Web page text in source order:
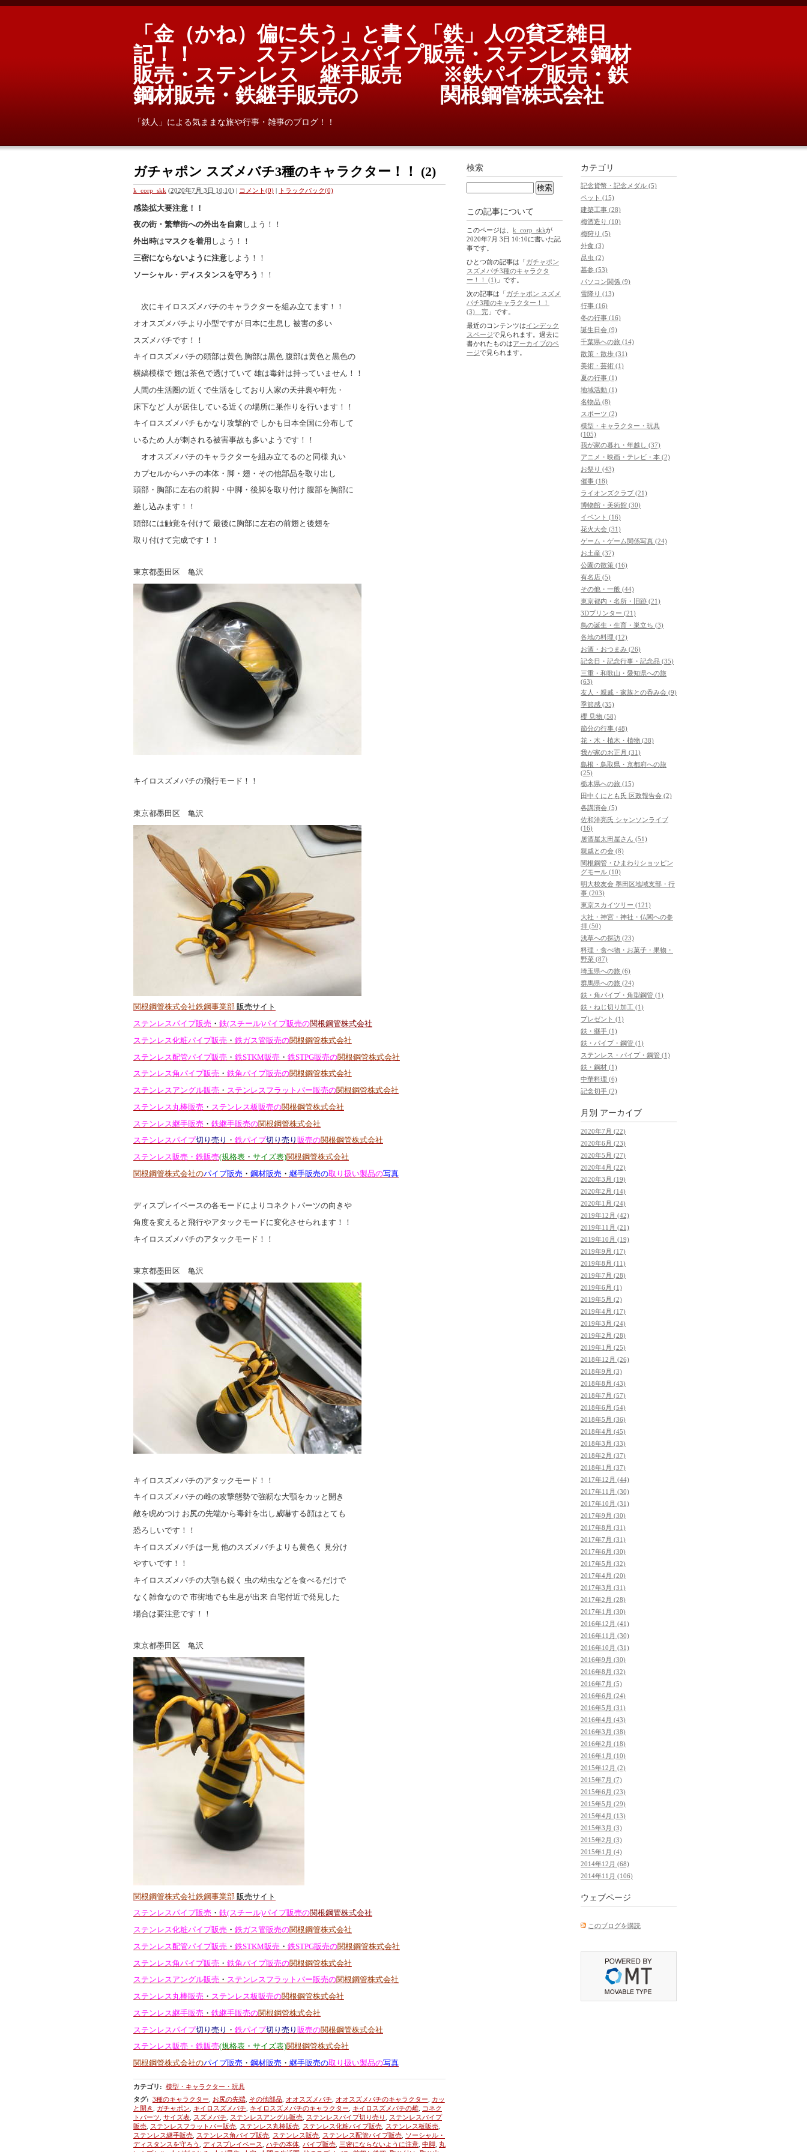
「金（かね）偏に失う」と書く「鉄」人の貧乏雑日
記！！ ステンレスパイプ販売・ステンレス鋼材
販売・ステンレス 継手販売 ※鉄パイプ販売・鉄
鋼材販売・鉄継手販売の 関根鋼管株式会社
「鉄人」による気ままな旅や行事・雑事のブログ！！
ガチャポン スズメバチ3種のキャラクター！！ (2)
k_corp_skk (2020年7月 3日 10:10) | コメント(0) | トラックバック(0)
感染拡大要注意！！
夜の街・繁華街への外出を自粛しよう！！
外出時はマスクを着用 しよう！！
三密にならないように注意しよう！！
ソーシャル・ディスタンスを守ろう ！！
次にキイロスズメバチのキャラクターを組み立てます！！
オオスズメバチより小型ですが 日本に生息し 被害の多い
スズメバチです！！
キイロスズメバチの頭部は黄色 胸部は黒色 腹部は黄色と黒色の
横縞模様で 翅は茶色で透けていて 雄は毒針は持っていません！！
人間の生活圏の近くで生活をしており人家の天井裏や軒先・
床下など 人が居住している近くの場所に巣作りを行います！！
キイロスズメバチもかなり攻撃的で しかも日本全国に分布して
いるため 人が刺される被害事故も多いようです！！
オオスズメバチのキャラクターを組み立てるのと同様 丸い
カプセルからハチの本体・脚・翅・その他部品を取り出し
頭部・胸部に左右の前脚・中脚・後脚を取り付け 腹部を胸部に
差し込みます！！
頭部には触覚を付けて 最後に胸部に左右の前翅と後翅を
取り付けて完成です！！
東京都墨田区 亀沢
キイロスズメバチの飛行モード！！
東京都墨田区 亀沢
関根鋼管株式会社鉄鋼事業部 販売サイト
ステンレスパイプ販売 ・ 鉄(スチール)パイプ販売の関根鋼管株式会社
ステンレス化粧パイプ販売 ・ 鉄ガス管販売の関根鋼管株式会社
ステンレス配管パイプ販売 ・ 鉄STKM販売 ・ 鉄STPG販売の関根鋼管株式会社
ステンレス角パイプ販売 ・ 鉄角パイプ販売の関根鋼管株式会社
ステンレスアングル販売 ・ ステンレスフラットバー販売の関根鋼管株式会社
ステンレス丸棒販売 ・ ステンレス板販売の関根鋼管株式会社
ステンレス継手販売 ・ 鉄継手販売の関根鋼管株式会社
ステンレスパイプ切り売り ・ 鉄パイプ切り売り 販売の関根鋼管株式会社
ステンレス販売・鉄販売(規格表 ・ サイズ表)関根鋼管株式会社
関根鋼管株式会社のパイプ販売 ・ 鋼材販売 ・ 継手販売の取り扱い製品の写真
ディスプレイベースの各モードによりコネクトパーツの向きや
角度を変えると飛行やアタックモードに変化させられます！！
キイロスズメバチのアタックモード！！
東京都墨田区 亀沢
キイロスズメバチのアタックモード！！
キイロスズメバチの雌の攻撃態勢で強靭な大顎をカッと開き
敵を睨めつけ お尻の先端から毒針を出し威嚇する顔はとても
恐ろしいです！！
キイロスズメバチは一見 他のスズメバチよりも黄色く 見分け
やすいです！！
キイロスズメバチの大顎も鋭く 虫の幼虫などを食べるだけで
なく雑食なので 市街地でも生息が出来 自宅付近で発見した
場合は要注意です！！
東京都墨田区 亀沢
関根鋼管株式会社鉄鋼事業部 販売サイト
ステンレスパイプ販売 ・ 鉄(スチール)パイプ販売の関根鋼管株式会社
ステンレス化粧パイプ販売 ・ 鉄ガス管販売の関根鋼管株式会社
ステンレス配管パイプ販売 ・ 鉄STKM販売 ・ 鉄STPG販売の関根鋼管株式会社
ステンレス角パイプ販売 ・ 鉄角パイプ販売の関根鋼管株式会社
ステンレスアングル販売 ・ ステンレスフラットバー販売の関根鋼管株式会社
ステンレス丸棒販売 ・ ステンレス板販売の関根鋼管株式会社
ステンレス継手販売 ・ 鉄継手販売の関根鋼管株式会社
ステンレスパイプ切り売り ・ 鉄パイプ切り売り 販売の関根鋼管株式会社
ステンレス販売・鉄販売(規格表 ・ サイズ表)関根鋼管株式会社
関根鋼管株式会社のパイプ販売 ・ 鋼材販売 ・ 継手販売の取り扱い製品の写真
カテゴリ : 模型・キャラクター・玩具
タグ: 3種のキャラクター お尻の先端, その他部品, オオスズメバチ オオスズメバチのキャラクター
カッ
と開き
ガチャポン キイロスズメバチ キイロスズメバチのキャラクター キイロスズメバチの雌
コネク
トパーツ サイズ表 スズメバチ ステンレスアングル販売 ステンレスパイプ切り売り
ステンレスパイプ
販売 ステンレスフラットバー販売 ステンレス丸棒販売 ステンレス化粧パイプ販売 ステンレス板販売
ステンレス継手販売 ステンレス角パイプ販売 ステンレス販売 ステンレス配管パイプ販売 ソーシャル・
ディスタンスを守ろう
ディスプレイベース ハチの本体 パイプ販売 三密にならないように注意 中脚 丸
カテゴリ
記念貨幣・記念メダル (5)
ペット (15)
建築工事 (28)
梅酒造り (10)
梅狩り (5)
外食 (3)
昆虫 (2)
墓参 (53)
パソコン関係 (9)
雪降り (13)
行事 (16)
冬の行事 (16)
誕生日会 (9)
千葉県への旅 (14)
散策・散歩 (31)
美術・芸術 (1)
夏の行事 (1)
地域活動 (1)
名物品 (8)
スポーツ (2)
模型・キャラクター・玩具
(105)
我が家の暮れ・年越し (37)
アニメ・映画・テレビ・本 (2)
お祭り (43)
催事 (18)
ライオンズクラブ (21)
博物館・美術館 (30)
イベント (16)
花火大会 (31)
ゲーム・ゲーム関係写真 (24)
お土産 (37)
公園の散策 (16)
有名店 (5)
その他・一般 (44)
東京都内・名所・旧跡 (21)
3Dプリンター (21)
鳥の誕生・生育・巣立ち (3)
各地の料理 (12)
お酒・おつまみ (26)
記念日・記念行事・記念品 (35)
三重・和歌山・愛知県への旅
(63)
友人・親戚・家族との呑み会 (9)
季節感 (35)
櫻 見物 (58)
節分の行事 (48)
花・木・植木・植物 (38)
我が家のお正月 (31)
島根・鳥取県・京都府への旅
(25)
栃木県への旅 (15)
田中くにとも氏 区政報告会 (2)
各講演会 (5)
佐和洋亮氏 シャンソンライブ
(16)
居酒屋太田屋さん (51)
親戚との会 (8)
関根鋼管・ひまわりショッピン
グモール (10)
明大校友会 墨田区地域支部・行
事 (203)
東京スカイツリー (121)
大社・神宮・神社・仏閣への参
拝 (50)
浅草への探訪 (23)
料理・食べ物・お菓子・果物・
野菜 (87)
埼玉県への旅 (6)
群馬県への旅 (24)
鉄・角パイプ・角型鋼管 (1)
鉄・ねじ切り加工 (1)
プレゼント (1)
鉄・継手 (1)
鉄・パイプ・鋼管 (1)
ステンレス・パイプ・鋼管 (1)
鉄・鋼材 (1)
中華料理 (6)
記念切手 (2)
月別 アーカイブ
2020年7月 (22)
2020年6月 (23)
2020年5月 (27)
2020年4月 (22)
2020年3月 (19)
2020年2月 (14)
2020年1月 (24)
2019年12月 (42)
2019年11月 (21)
2019年10月 (19)
2019年9月 (17)
2019年8月 (11)
2019年7月 (28)
2019年6月 (1)
2019年5月 (2)
2019年4月 (17)
2019年3月 (24)
2019年2月 (28)
2019年1月 (25)
2018年12月 (26)
2018年9月 (3)
2018年8月 (43)
2018年7月 (57)
2018年6月 (54)
2018年5月 (36)
2018年4月 (45)
2018年3月 (33)
2018年2月 (37)
2018年1月 (37)
2017年12月 (44)
2017年11月 (30)
2017年10月 (31)
2017年9月 (30)
2017年8月 (31)
2017年7月 (31)
2017年6月 (30)
2017年5月 (32)
2017年4月 (20)
2017年3月 (31)
2017年2月 (28)
2017年1月 (30)
2016年12月 (41)
2016年11月 (30)
2016年10月 (31)
2016年9月 (30)
2016年8月 (32)
2016年7月 (5)
2016年6月 (24)
2016年5月 (31)
2016年4月 (43)
2016年3月 (38)
2016年2月 (18)
2016年1月 (10)
2015年12月 (2)
2015年7月 (7)
2015年6月 (23)
2015年5月 (29)
2015年4月 (13)
2015年3月 (3)
2015年2月 (3)
2015年1月 (4)
2014年12月 (68)
2014年11月 (106)
ウェブページ
このブログを購読
検索
この記事について
このページは、 k_corp_skkが
2020年7月 3日 10:10に書いた記
事です。
ひとつ前の記事は「ガチャポン
スズメバチ3種のキャラクタ
ー！！ (1) 」です。
次の記事は「ガチャポン スズメ
バチ3種のキャラクター！！
(3) 完 」です。
最近のコンテンツはインデック
スページで見られます。過去に
書かれたものはアーカイブのペ
ージで見られます。